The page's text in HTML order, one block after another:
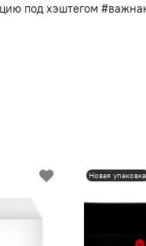
под хэштегом
Новая упаковка